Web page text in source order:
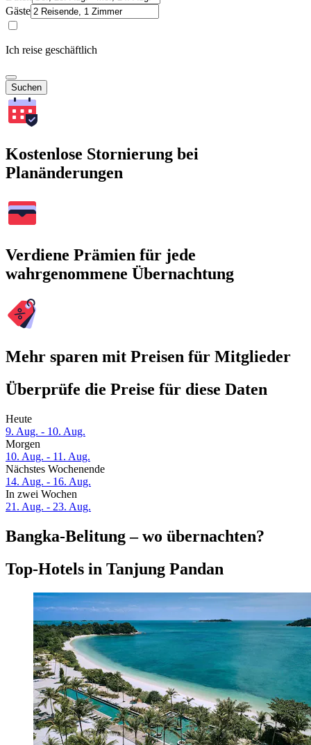
Gäste
Ich reise geschäftlich
Suchen
Kostenlose Stornierung bei
Planänderungen
Verdiene Prämien für jede
wahrgenommene Übernachtung
Mehr sparen mit Preisen für Mitglieder
Überprüfe die Preise für diese Daten
Heute
9. Aug. - 10. Aug.
Morgen
10. Aug. - 11. Aug.
Nächstes Wochenende
14. Aug. - 16. Aug.
In zwei Wochen
21. Aug. - 23. Aug.
Bangka-Belitung – wo übernachten?
Top-Hotels in Tanjung Pandan